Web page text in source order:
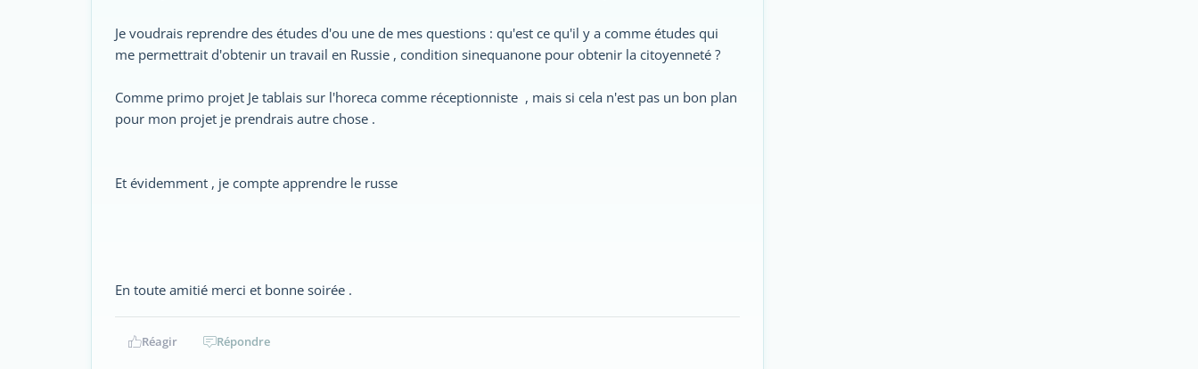
Je voudrais reprendre des études d'ou une de mes questions : qu'est ce qu'il y a comme études qui
me permettrait d'obtenir un travail en Russie , condition sinequanone pour obtenir la citoyenneté ?
Comme primo projet Je tablais sur l'horeca comme réceptionniste , mais si cela n'est pas un bon plan
pour mon projet je prendrais autre chose .
Et évidemment , je compte apprendre le russe
En toute amitié merci et bonne soirée .
Réagir Répondre